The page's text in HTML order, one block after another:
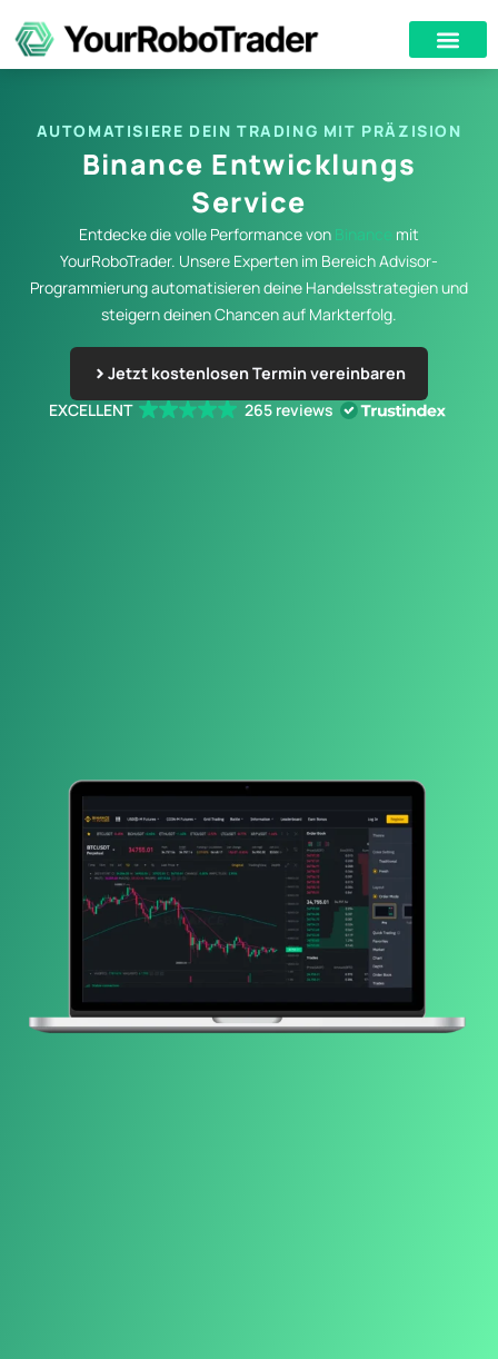
AUTOMATISIERE DEIN TRADING MIT PRÄZISION
Binance Entwicklungs
Service
Entdecke die volle Performance von Binance mit
YourRoboTrader. Unsere Experten im Bereich Advisor-
Programmierung automatisieren deine Handelsstrategien und
steigern deinen Chancen auf Markterfolg.
EXCELLENT 265 reviews
Jetzt kostenlosen Termin vereinbaren